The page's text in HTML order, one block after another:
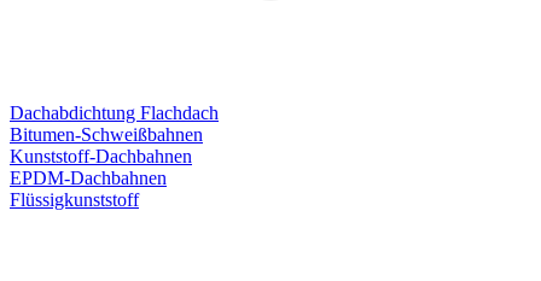
Dachabdichtung Flachdach
Bitumen-Schweißbahnen
Kunststoff-Dachbahnen
EPDM-Dachbahnen
Flüssigkunststoff